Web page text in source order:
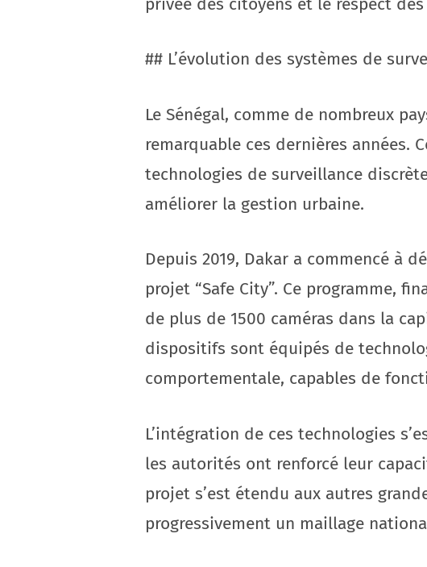
## L’évolution des systèmes de
Le Sénégal, comme de nombreux
remarquable ces dernières années.
technologies de surveillance
améliorer la gestion urbaine.
Depuis 2019, Dakar a commencé à
projet “Safe City”. Ce programme,
de plus de 1500 caméras dans la
dispositifs sont équipés de
comportementale, capables de
L’intégration de ces technologies
les autorités ont renforcé leur
projet s’est étendu aux autres
progressivement un maillage